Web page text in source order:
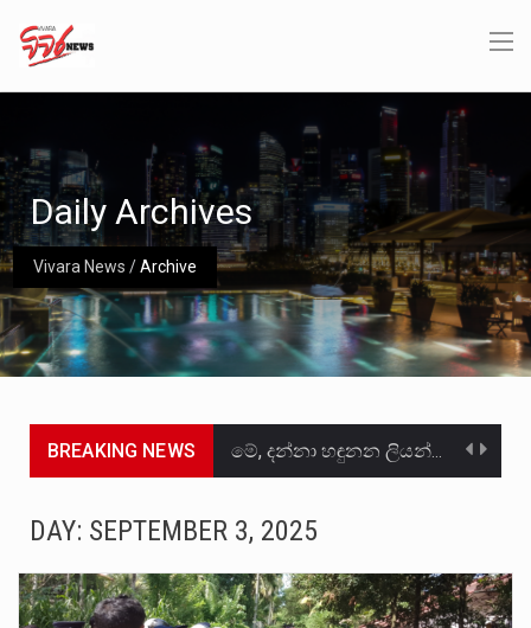
Vivara News /Archive
Daily Archives
BREAKING NEWS මේ, දන්නා හඳුනන ලියන්නකුගේ නන්නාඳුනන අඩවියක සැරිසරා ලද ආස්වාදනීය මොහොතක සිංහාවලෝකනයකි .කෙටි කවියක දිගු බර…
උපරිමාධිකරණ විනිශ්චයකාරවරුන්ගේ හා ඉන් පහළ විනිශ්චයකාරවරුන්ගේ විශ්‍රාම වයස දීර්ඝ කිරීම සඳහා සකස් කර ඇති විසිදෙවන…
DAY: SEPTEMBER 3, 2025